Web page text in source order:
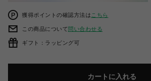
獲得ポイントの確認方法は こちら
この商品について問い合わせる
ギフト：ラッピング可
カートに入れる